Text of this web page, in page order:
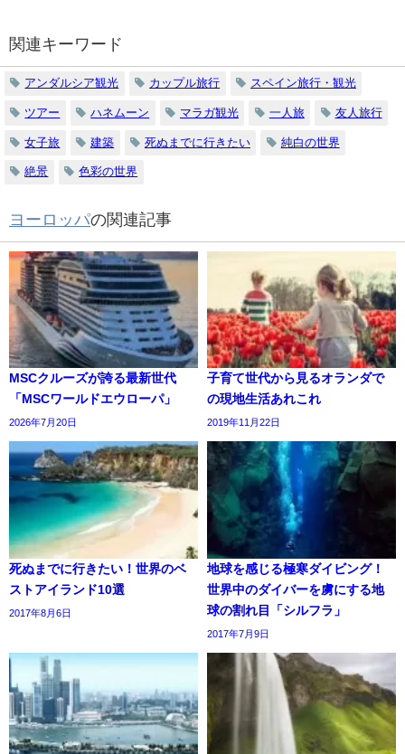
関連キーワード
アンダルシア観光 カップル旅行 スペイン旅行・観光
ツアー ハネムーン マラガ観光 一人旅 友人旅行
女子旅 建築 死ぬまでに行きたい 純白の世界
絶景 色彩の世界
ヨーロッパの関連記事
MSCクルーズが誇る最新世代
「MSCワールドエウローパ」
2026年7月20日
子育て世代から見るオランダで
の現地生活あれこれ
2019年11月22日
死ぬまでに行きたい！世界のベ
ストアイランド10選
2017年8月6日
地球を感じる極寒ダイビング！
世界中のダイバーを虜にする地
球の割れ目「シルフラ」
2017年7月9日